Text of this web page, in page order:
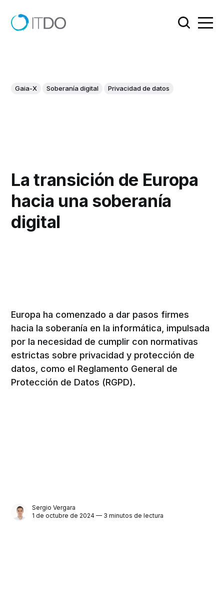
Gaia-X Soberanía digital Privacidad de datos
La transición de Europa
hacia una soberanía
digital
Europa ha comenzado a dar pasos firmes
hacia la soberanía en la informática, impulsada
por la necesidad de cumplir con normativas
estrictas sobre privacidad y protección de
datos, como el Reglamento General de
Protección de Datos (RGPD).
Sergio Vergara
1 de octubre de 2024 — 3 minutos de lectura